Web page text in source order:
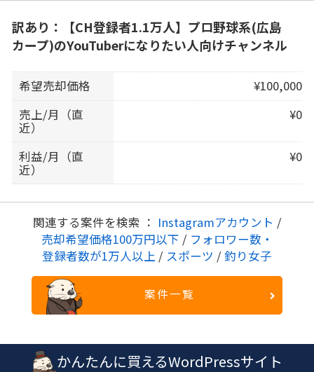
訳あり：【CH登録者1.1万人】プロ野球系(広島
カープ)のYouTuberになりたい人向けチャンネル
希望売却価格
¥100,000
売上/月（直
近）
¥0
利益/月（直
近）
¥0
関連する案件を検索 ： Instagramアカウント /
売却希望価格100万円以下 / フォロワー数・
登録者数が1万人以上 / スポーツ / 釣り女子
案件一覧
かんたんに買えるWordPressサイト